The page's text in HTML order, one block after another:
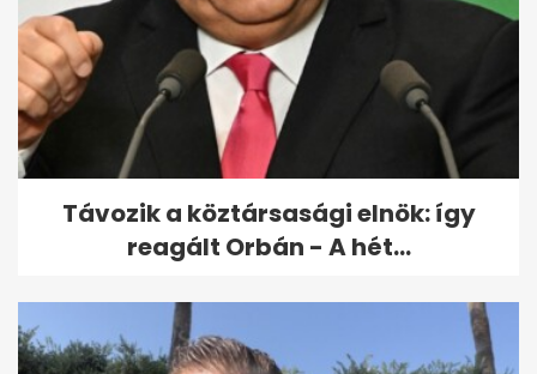
Révész Sándor sztrókot
kapott, kórházba került
Távozik a köztársasági elnök: így
reagált Orbán - A hét...